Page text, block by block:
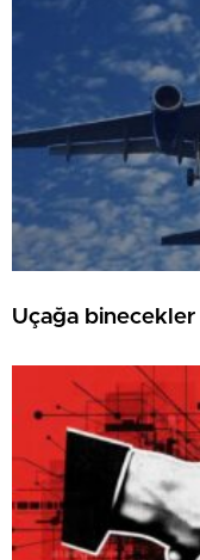
Uçağa binecekler